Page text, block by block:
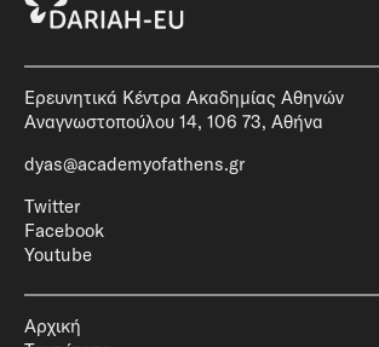
Ερευνητικά Κέντρα Ακαδημίας Αθηνών
Αναγνωστοπούλου 14, 106 73, Αθήνα
dyas@academyofathens.gr
Twitter
Facebook
Youtube
Αρχική